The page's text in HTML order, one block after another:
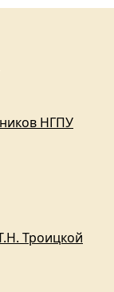
НГПУ
Троицкой